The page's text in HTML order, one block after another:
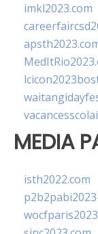
imkl2023.com
MEDIA
isth2022.com